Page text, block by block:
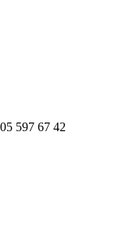
597 67 42